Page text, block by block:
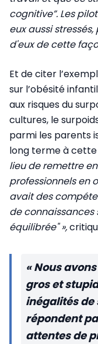
cognitive”. Les
eux aussi
d'eux de cette
Et de citer
sur l’obésité
aux risques du
cultures, le
parmi les parents
long terme à
lieu de remettre
professionnels en
avait des
de
équilibrée" »,
« Nous
gros et
inégalités de
répondent
attentes de